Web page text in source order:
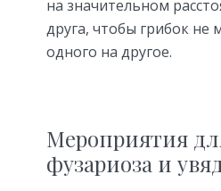
на значительном
друга, чтобы грибок не
одного на другое.
Мероприятия
фузариоза и